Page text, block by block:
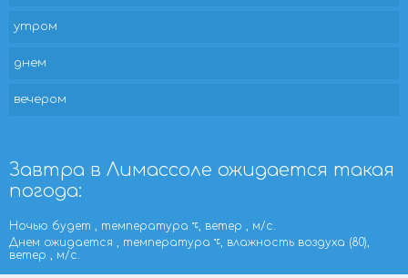
утром
днем
вечером
Завтра в Лимассоле ожидается такая
погода:
Ночью будет , температура
, ветер , м/с.
Днем ожидается , температура
, влажность воздуха (80),
ветер , м/с.